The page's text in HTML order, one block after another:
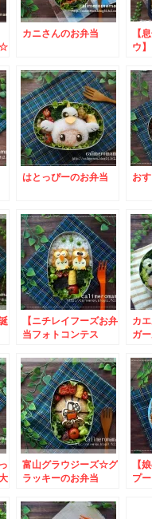
☆
カニさんのお弁当
【
ウ
はとっぴーのお弁当 お
【ニチレイフーズお弁
当フォトコンテス
当とこいのぼりのお弁
当
カ
ガ
富山グラウジーズ☆グ
ラッキーのお弁当
【
プ